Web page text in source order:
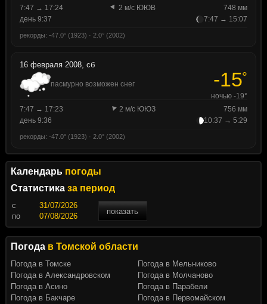
7:47 → 17:24
2 м/с ЮЮВ
748 мм
день 9:37
7:47 → 15:07
рекорды: -47.0° (1923) · 2.0° (2002)
16 февраля 2008, сб
пасмурно возможен снег -15°
ночью -19°
7:47 → 17:23
2 м/с ЮЮЗ
756 мм
день 9:36
10:37 → 5:29
рекорды: -47.0° (1923) · 2.0° (2002)
Календарь погоды
Статистика за период
c
показать
по
Погода в Томской области
Погода в Томске
Погода в Александровском
Погода в Асино
Погода в Бакчаре
Погода в Мельниково
Погода в Молчаново
Погода в Парабели
Погода в Первомайском